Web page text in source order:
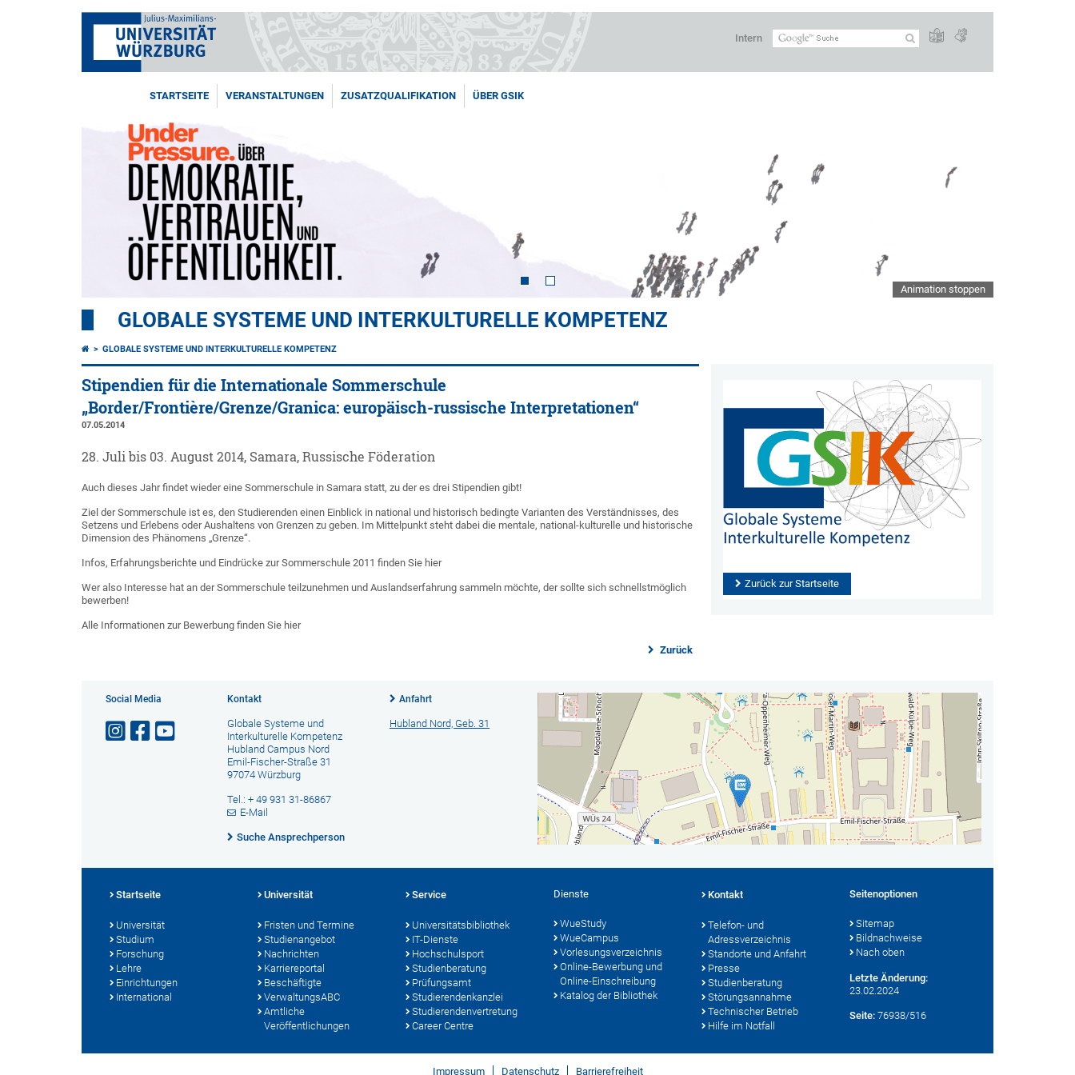
Intern
STARTSEITE VERANSTALTUNGEN ZUSATZQUALIFIKATION ÜBER GSIK
Animation stoppen
GLOBALE SYSTEME UND INTERKULTURELLE KOMPETENZ
GLOBALE SYSTEME UND INTERKULTURELLE KOMPETENZ
Stipendien für die Internationale Sommerschule
„Border/Frontière/Grenze/Granica: europäisch-russische Interpretationen“
07.05.2014
28. Juli bis 03. August 2014, Samara, Russische Föderation
Auch dieses Jahr findet wieder eine Sommerschule in Samara statt, zu der es drei Stipendien gibt!
Ziel der Sommerschule ist es, den Studierenden einen Einblick in national und historisch bedingte Varianten des Verständnisses, des
Setzens und Erlebens oder Aushaltens von Grenzen zu geben. Im Mittelpunkt steht dabei die mentale, national-kulturelle und historische
Dimension des Phänomens „Grenze“.
Infos, Erfahrungsberichte und Eindrücke zur Sommerschule 2011 finden Sie hier
Wer also Interesse hat an der Sommerschule teilzunehmen und Auslandserfahrung sammeln möchte, der sollte sich schnellstmöglich
bewerben!
Alle Informationen zur Bewerbung finden Sie hier
Zurück
Zurück zur Startseite
Social Media Kontakt
Globale Systeme und
Interkulturelle Kompetenz
Hubland Campus Nord
Emil-Fischer-Straße 31
97074 Würzburg
Tel.: + 49 931 31-86867
E-Mail
Suche Ansprechperson
Anfahrt
Hubland Nord, Geb. 31
Startseite
Universität
Studium
Forschung
Lehre
Einrichtungen
International
Universität
Fristen und Termine
Studienangebot
Nachrichten
Karriereportal
Beschäftigte
VerwaltungsABC
Amtliche
Veröffentlichungen
Service
Universitätsbibliothek
IT-Dienste
Hochschulsport
Studienberatung
Prüfungsamt
Studierendenkanzlei
Studierendenvertretung
Career Centre
Dienste
WueStudy
WueCampus
Vorlesungsverzeichnis
Online-Bewerbung und
Online-Einschreibung
Katalog der Bibliothek
Kontakt
Telefon- und
Adressverzeichnis
Standorte und Anfahrt
Presse
Studienberatung
Störungsannahme
Technischer Betrieb
Hilfe im Notfall
Seitenoptionen
Sitemap
Bildnachweise
Nach oben
Letzte Änderung:
23.02.2024
Seite: 76938/516
Impressum Datenschutz Barrierefreiheit